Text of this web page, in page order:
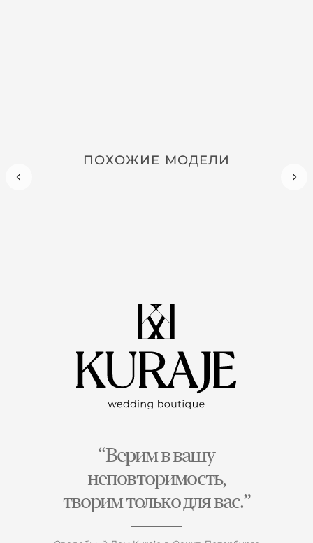
ПОХОЖИЕ МОДЕЛИ
“Верим в вашу
неповторимость,
творим только для вас.”